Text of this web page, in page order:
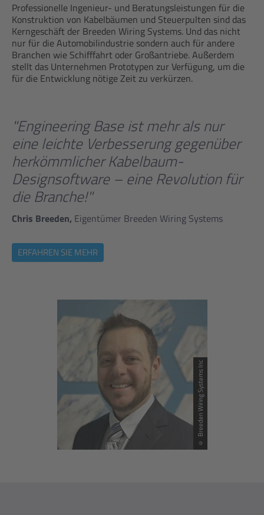
Professionelle Ingenieur- und Beratungsleistungen für die
Konstruktion von Kabelbäumen und Steuerpulten sind das
Kerngeschäft der Breeden Wiring Systems. Und das nicht
nur für die Automobilindustrie sondern auch für andere
Branchen wie Schifffahrt oder Großantriebe. Außerdem
stellt das Unternehmen Prototypen zur Verfügung, um die
für die Entwicklung nötige Zeit zu verkürzen.
"Engineering Base ist mehr als nur
eine leichte Verbesserung gegenüber
herkömmlicher Kabelbaum-
Designsoftware – eine Revolution für
die Branche!"
Chris Breeden, Eigentümer Breeden Wiring Systems
ERFAHREN SIE MEHR
© Breeden Wiring Systems Inc